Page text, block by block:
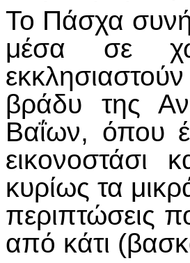
Το Πάσχα
μέσα σε
βράδυ της
Βαΐων, όπου
εικονοστάσι
κυρίως τα
περιπτώσεις
από κάτι